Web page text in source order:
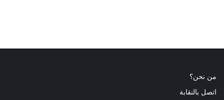
من نحن؟
اتصل بالنقابة